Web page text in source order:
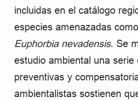
incluidas en el catálogo
especies amenazadas
Euphorbia nevadensis. Se
estudio ambiental una serie
preventivas y
ambientalistas sostienen